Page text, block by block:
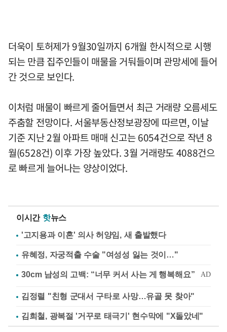
더욱이 토허제가 9월30일까지 6개월 한시적으로 시행
되는 만큼 집주인들이 매물을 거둬들이며 관망세에 들어
간 것으로 보인다.
이처럼 매물이 빠르게 줄어들면서 최근 거래량 오름세도
주춤할 전망이다. 서울부동산정보광장에 따르면, 이날
기준 지난 2월 아파트 매매 신고는 6054건으로 작년 8
월(6528건) 이후 가장 높았다. 3월 거래량도 4088건으
로 빠르게 늘어나는 양상이었다.
이시간 핫뉴스
'고지용과 이혼' 의사 허양임, 새 출발했다
유혜정, 자궁적출 수술 "여성성 잃는 것이…"
김정렬 "친형 군대서 구타로 사망…유골 못 찾아"
김희철, 광복절 '거꾸로 태극기' 현수막에 "X돌았네"